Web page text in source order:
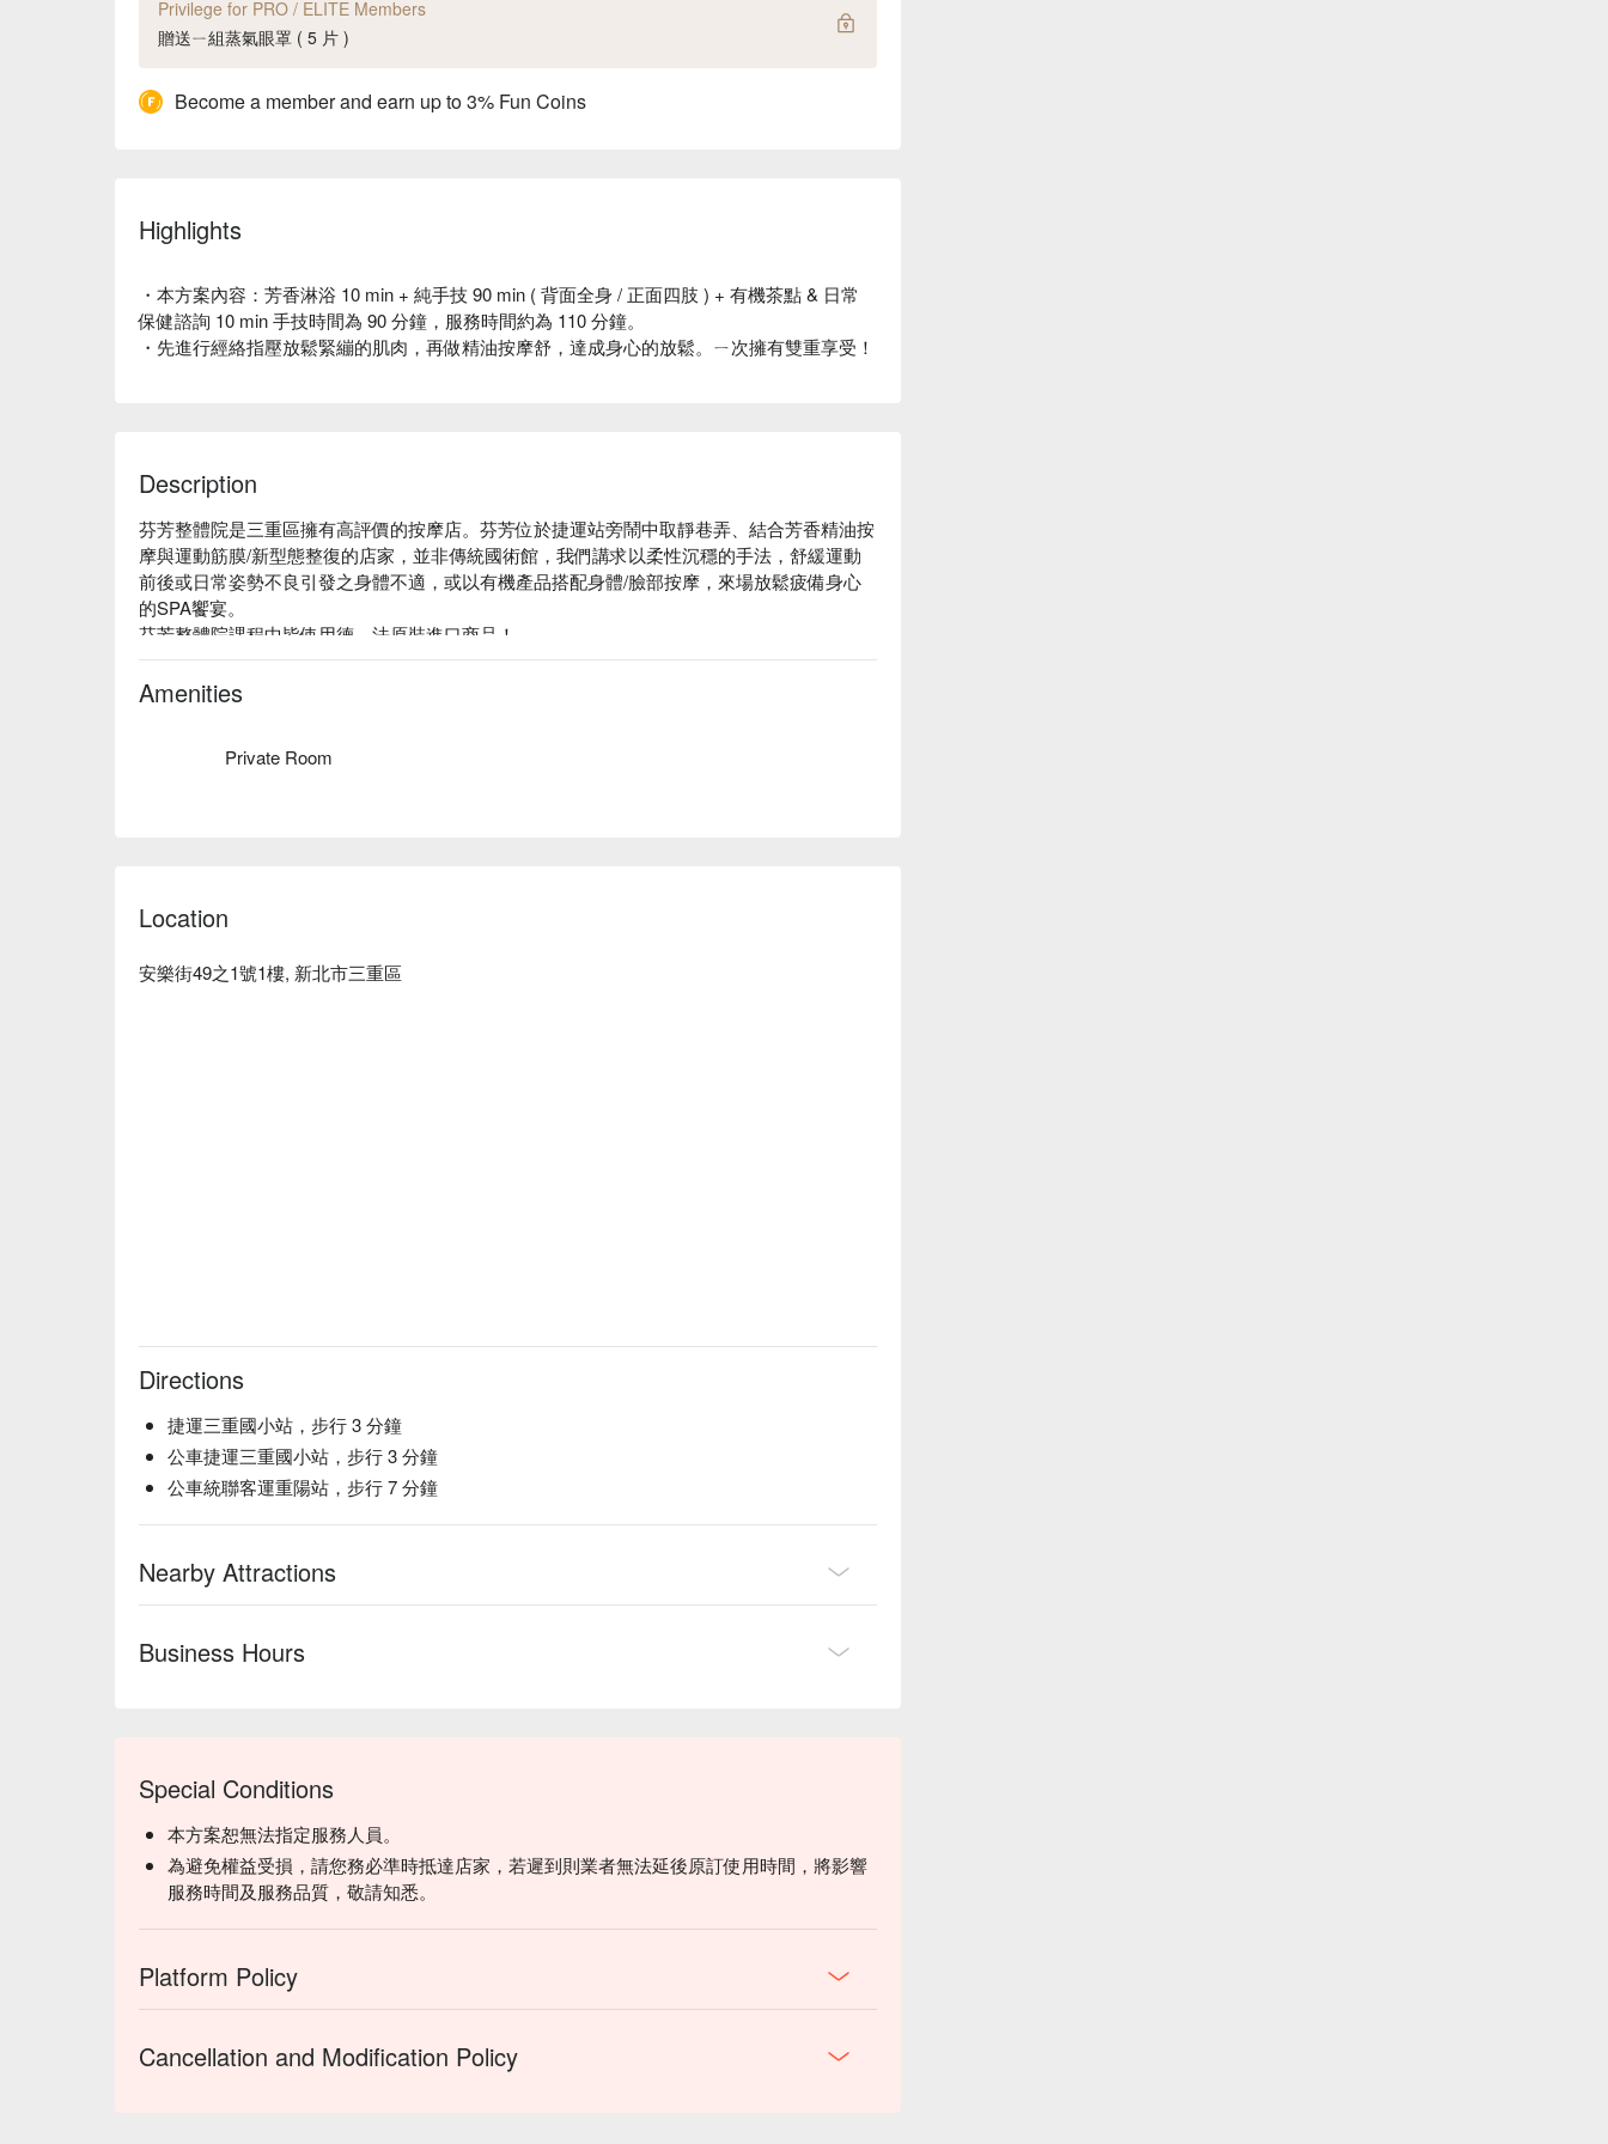
Privilege for PRO / ELITE Members
贈送ㄧ組蒸氣眼罩 ( 5 片 )
Become a member and earn up to 3% Fun Coins
Highlights
・本方案內容：芳香淋浴 10 min + 純手技 90 min ( 背面全身 / 正面四肢 ) + 有機茶點 & 日常
保健諮詢 10 min 手技時間為 90 分鐘，服務時間約為 110 分鐘。
・先進行經絡指壓放鬆緊繃的肌肉，再做精油按摩舒，達成身心的放鬆。ㄧ次擁有雙重享受！
Description
芬芳整體院是三重區擁有高評價的按摩店。芬芳位於捷運站旁鬧中取靜巷弄、結合芳香精油按
摩與運動筋膜/新型態整復的店家，並非傳統國術館，我們講求以柔性沉穩的手法，舒緩運動
前後或日常姿勢不良引發之身體不適，或以有機產品搭配身體/臉部按摩，來場放鬆疲備身心
的SPA饗宴。
芬芳整體院課程中皆使用德，法原裝進口商品！
芬芳整體院 評價：Google 5 星、平台 5 星好評
芬芳整體院 預約、價格、優惠立刻查看⬇︎
Amenities
Private Room
Location
安樂街49之1號1樓, 新北市三重區
Directions
捷運三重國小站，步行 3 分鐘
公車捷運三重國小站，步行 3 分鐘
公車統聯客運重陽站，步行 7 分鐘
Nearby Attractions
Business Hours
Special Conditions
本方案恕無法指定服務人員。
為避免權益受損，請您務必準時抵達店家，若遲到則業者無法延後原訂使用時間，將影響
服務時間及服務品質，敬請知悉。
Platform Policy
Cancellation and Modification Policy